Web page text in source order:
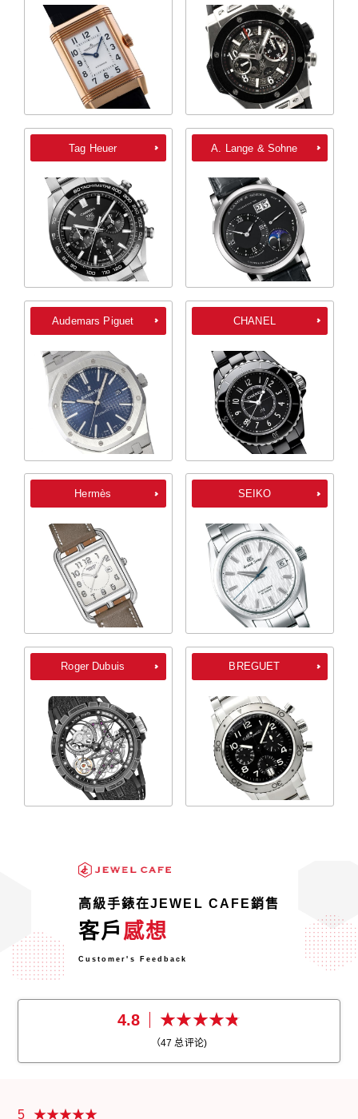
Tag Heuer A. Lange & Sohne
Audemars Piguet CHANEL
Hermès SEIKO
Roger Dubuis BREGUET
高級手錶在JEWEL CAFE銷售
客戶 感想
Customer's Feedback
4.8
（47 总评论)
5